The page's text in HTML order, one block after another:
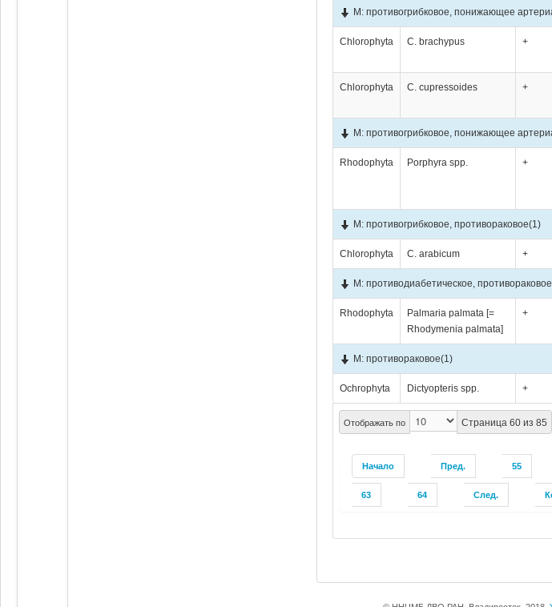
Отображать по Страница 60 из 85
Начало Пред. 55
63 64 След.
М: противогрибковое, понижающее
Chlorophyta C. brachypus +
Chlorophyta C. cupressoides +
М: противогрибковое, понижающее
Rhodophyta Porphyra spp. +
М: противогрибковое, противораковое(1)
Chlorophyta C. arabicum +
М: противодиабетическое,
Rhodophyta
Palmaria palmata [=
Rhodymenia palmata]
+
М: противораковое(1)
Ochrophyta Dictyopteris spp. +